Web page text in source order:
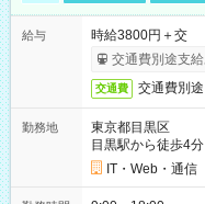
給与
時給3800円＋交
交通費別途支給
交通費 交通費別途
勤務地
東京都目黒区
目黒駅から徒歩4分
IT・Web・通信